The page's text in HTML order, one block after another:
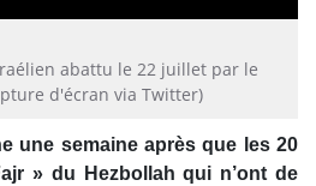
abattu le 22 juillet par le
d'écran via Twitter)
une semaine après que les 20
» du Hezbollah qui n’ont de